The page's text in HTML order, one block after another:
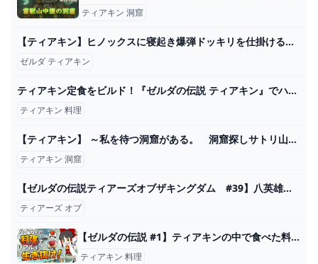
ティアキン 洞窟
【ティアキン】ヒノックスに寝起き爆弾ドッキリを仕掛けるリンク【ゼルダの伝説 ティアーズ オブ ザ キングダム】 - YouTube
ゼルダ ティアキン
ティアキン定食をビルド！『ゼルダの伝説 ティアキン』でハイラルを走り回り、ミルク粥をすすり肉を喰らう―ハードコアゲーミング料理 1枚目の写真・画像 インサイド
ティアキン 料理
【ティアキン】 ～私を待つ洞窟がある。 洞窟探しサトリ山周辺の巻～ #64 【ゼルダの伝説ティアーズオブザキングダム】【TotK】 - YouTube
ティアキン 洞窟
【ゼルダの伝説ティアーズオブザキングダム #39】八英雄を追って、宝珠探し！ - YouTube
ティアーズ オブ
【ゼルダの伝説 #1】ティアキンの中で食べた料理だけを食べて生活する！ ティアキングルメ旅！【ティアキン】【ゆっくり実況】 - YouTube
ティアキン 料理